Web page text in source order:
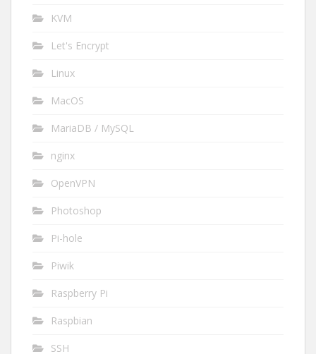
KVM
Let's Encrypt
Linux
MacOS
MariaDB / MySQL
nginx
OpenVPN
Photoshop
Pi-hole
Piwik
Raspberry Pi
Raspbian
SSH